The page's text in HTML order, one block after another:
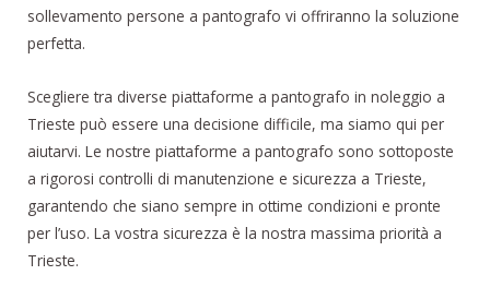
sollevamento persone a pantografo vi offriranno la soluzione
perfetta.
Scegliere tra diverse piattaforme a pantografo in noleggio a
Trieste può essere una decisione difficile, ma siamo qui per
aiutarvi. Le nostre piattaforme a pantografo sono sottoposte
a rigorosi controlli di manutenzione e sicurezza a Trieste,
garantendo che siano sempre in ottime condizioni e pronte
per l’uso. La vostra sicurezza è la nostra massima priorità a
Trieste.